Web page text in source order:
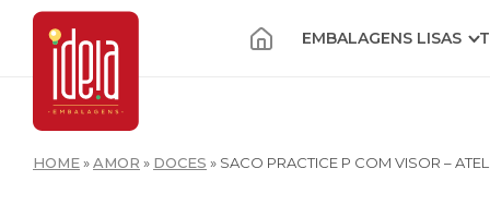
EMBALAGENS LISAS
HOME»AMOR » DOCES » SACO PRACTICE P COM VISOR –